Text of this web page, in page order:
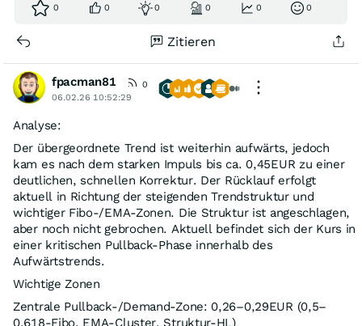
0 0 0 0 0 0
Zitieren
fpacman81
0
06.02.26 10:52:29
Analyse:
Der übergeordnete Trend ist weiterhin aufwärts, jedoch
kam es nach dem starken Impuls bis ca. 0,45EUR zu einer
deutlichen, schnellen Korrektur. Der Rücklauf erfolgt
aktuell in Richtung der steigenden Trendstruktur und
wichtiger Fibo-/EMA-Zonen. Die Struktur ist angeschlagen,
aber noch nicht gebrochen. Aktuell befindet sich der Kurs in
einer kritischen Pullback-Phase innerhalb des
Aufwärtstrends.
Wichtige Zonen
Zentrale Pullback-/Demand-Zone: 0,26–0,29EUR (0,5–
0,618-Fibo, EMA-Cluster, Struktur-HL)